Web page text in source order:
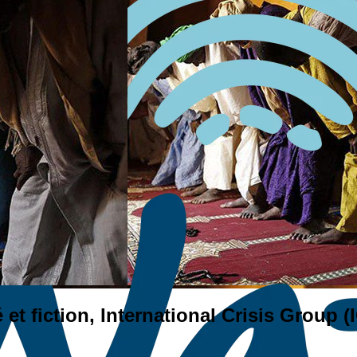
fiction, International Crisis Group